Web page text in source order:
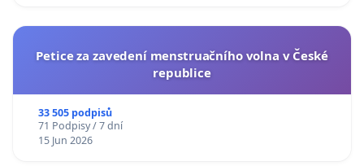
Petice za zavedení menstruačního volna v České
republice
33 505 podpisů
71 Podpisy / 7 dní
15 Jun 2026